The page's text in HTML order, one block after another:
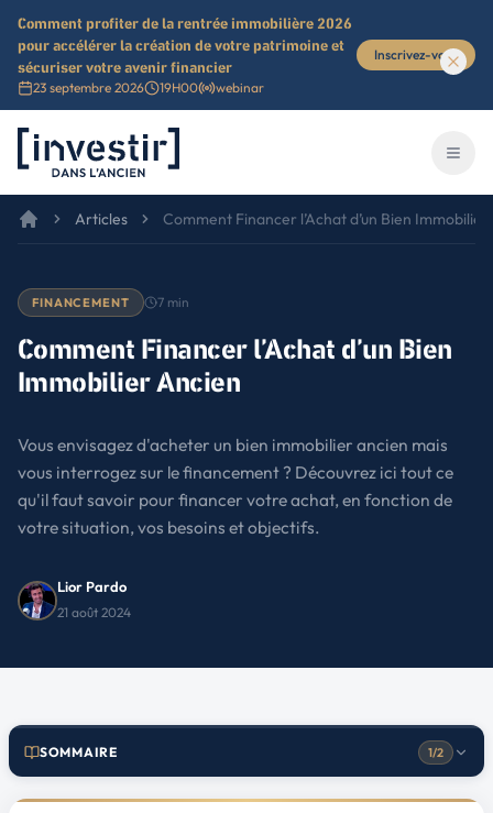
Comment profiter de la rentrée immobilière 2026
pour accélérer la création de votre patrimoine et
sécuriser votre avenir financier
23 septembre 2026 19H00 webinar
Inscrivez-vous
Investir dans l'ancien
Articles Comment Financer l’Achat d’un Bien
FINANCEMENT 7min
Comment Financer l’Achat d’un Bien
Immobilier Ancien
Vous envisagez d'acheter un bien immobilier ancien mais
vous interrogez sur le financement ? Découvrez ici tout ce
qu'il faut savoir pour financer votre achat, en fonction de
votre situation, vos besoins et objectifs.
Lior Pardo
21 août 2024
SOMMAIRE 1/2
1 Comprendre les spécificités du financement immobilier ancien